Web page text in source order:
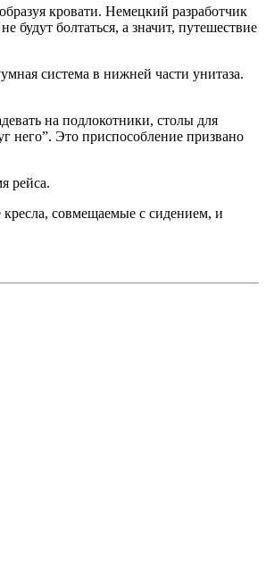
кровати. Немецкий разработчик
болтаться, а значит, путешествие
система в нижней части унитаза.
на подлокотники, столы для
него”. Это приспособление призвано
рейса.
совмещаемые с сидением, и